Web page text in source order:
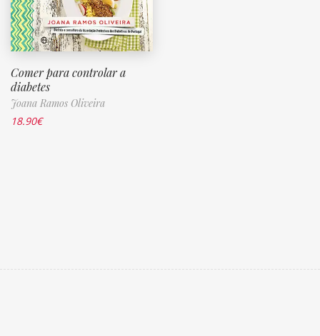
Comer para controlar a
diabetes
Joana Ramos Oliveira
18.90€